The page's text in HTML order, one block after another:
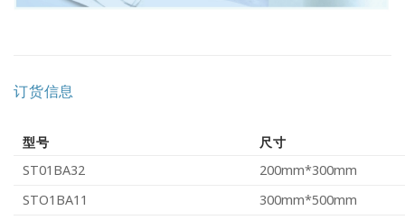
订货信息
型号
尺寸
ST01BA32
200mm*300mm
STO1BA11
300mm*500mm